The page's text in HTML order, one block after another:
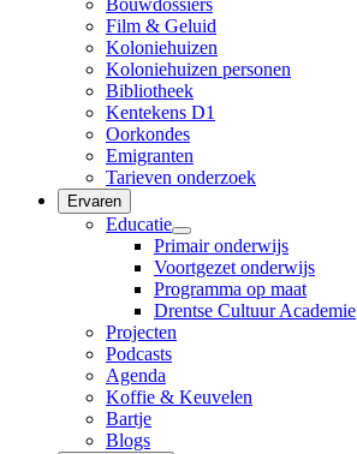
Bouwdossiers
Film & Geluid
Koloniehuizen
Koloniehuizen personen
Bibliotheek
Kentekens D1
Oorkondes
Emigranten
Tarieven onderzoek
Ervaren
Educatie
Primair onderwijs
Voortgezet onderwijs
Programma op maat
Drentse Cultuur Academie
Projecten
Podcasts
Agenda
Koffie & Keuvelen
Bartje
Blogs